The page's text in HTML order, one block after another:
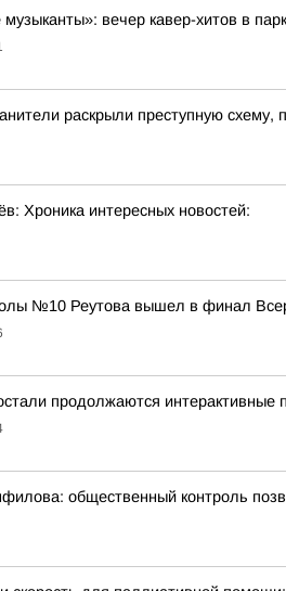
вечер кавер-хитов в
раскрыли преступную схему,
Хроника интересных новостей:
№10 Реутова вышел в финал
продолжаются
общественный контроль